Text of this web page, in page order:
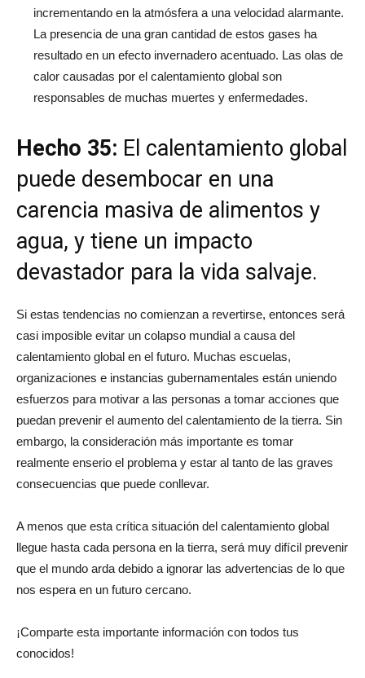
incrementando en la atmósfera a una velocidad alarmante.
La presencia de una gran cantidad de estos gases ha
resultado en un efecto invernadero acentuado. Las olas de
calor causadas por el calentamiento global son
responsables de muchas muertes y enfermedades.
Hecho 35: El calentamiento global
puede desembocar en una
carencia masiva de alimentos y
agua, y tiene un impacto
devastador para la vida salvaje.
Si estas tendencias no comienzan a revertirse, entonces será
casi imposible evitar un colapso mundial a causa del
calentamiento global en el futuro. Muchas escuelas,
organizaciones e instancias gubernamentales están uniendo
esfuerzos para motivar a las personas a tomar acciones que
puedan prevenir el aumento del calentamiento de la tierra. Sin
embargo, la consideración más importante es tomar
realmente enserio el problema y estar al tanto de las graves
consecuencias que puede conllevar.
A menos que esta crítica situación del calentamiento global
llegue hasta cada persona en la tierra, será muy difícil prevenir
que el mundo arda debido a ignorar las advertencias de lo que
nos espera en un futuro cercano.
¡Comparte esta importante información con todos tus
conocidos!